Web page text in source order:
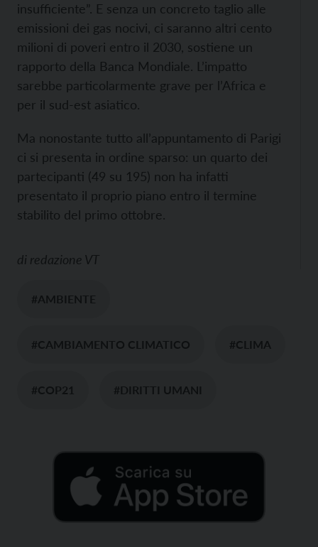
insufficiente”. E senza un concreto taglio alle
emissioni dei gas nocivi, ci saranno altri cento
milioni di poveri entro il 2030, sostiene un
rapporto della Banca Mondiale. L’impatto
sarebbe particolarmente grave per l’Africa e
per il sud-est asiatico.
Ma nonostante tutto all’appuntamento di Parigi
ci si presenta in ordine sparso: un quarto dei
partecipanti (49 su 195) non ha infatti
presentato il proprio piano entro il termine
stabilito del primo ottobre.
di redazione VT
#AMBIENTE
#CAMBIAMENTO CLIMATICO #CLIMA
#COP21 #DIRITTI UMANI